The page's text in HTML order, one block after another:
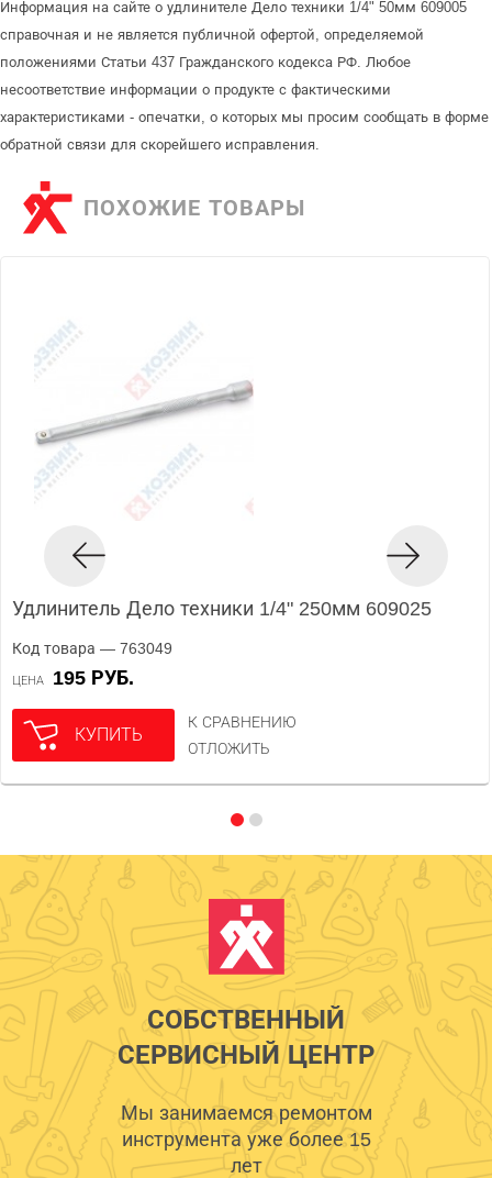
Информация на сайте о удлинителе Дело техники 1/4" 50мм 609005
справочная и не является публичной офертой, определяемой
положениями Статьи 437 Гражданского кодекса РФ. Любое
несоответствие информации о продукте с фактическими
характеристиками - опечатки, о которых мы просим сообщать в форме
обратной связи для скорейшего исправления.
ПОХОЖИЕ ТОВАРЫ
Удлинитель Дело техники 1/4" 250мм 609025
Код товара — 763049
ЦЕНА 195 РУБ.
КУПИТЬ
К СРАВНЕНИЮ
ОТЛОЖИТЬ
СОБСТВЕННЫЙ
СЕРВИСНЫЙ ЦЕНТР
Мы занимаемся ремонтом
инструмента уже более 15
лет